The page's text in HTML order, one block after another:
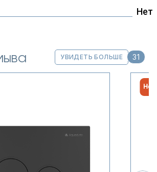
Нет
УВИДЕТЬ БОЛЬШЕ 31